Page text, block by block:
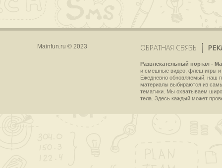
Mainfun.ru © 2023 ОБРАТНАЯ СВЯЗЬ
Развлекательный портал -
и смешные видео, флеш игры и
Ежедневно обновляемый, наш
материалы выбираются из
тематики. Мы охватываем
тела. Здесь каждый может